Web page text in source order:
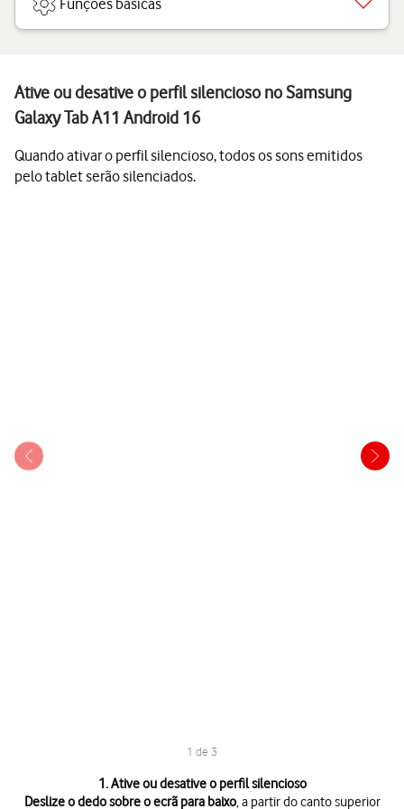
Funções básicas
Ative ou desative o perfil silencioso no Samsung
Galaxy Tab A11 Android 16
Quando ativar o perfil silencioso, todos os sons emitidos
pelo tablet serão silenciados.
1 de 3
1. Ative ou desative o perfil silencioso
Deslize o dedo sobre o ecrã para baixo, a partir do canto superior